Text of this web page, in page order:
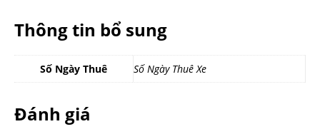
Thông tin bổ sung
Số Ngày Thuê Số Ngày Thuê Xe
Đánh giá